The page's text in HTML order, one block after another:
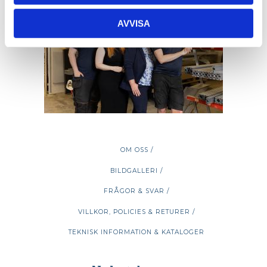
AVVISA
OM OSS /
BILDGALLERI /
FRÅGOR & SVAR /
VILLKOR, POLICIES & RETURER /
TEKNISK INFORMATION & KATALOGER